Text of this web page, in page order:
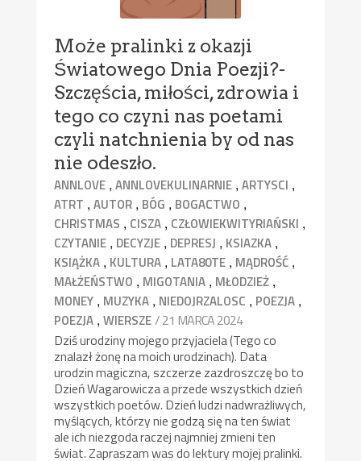
Może pralinki z okazji
Światowego Dnia Poezji?-
Szczęścia, miłości, zdrowia i
tego co czyni nas poetami
czyli natchnienia by od nas
nie odeszło.
ANNLOVE ,ANNLOVEKULINARNIE ,ARTYSCI ,
ATRT ,AUTOR , BÓG , BOGACTWO ,
CHRISTMAS , CISZA , CZŁOWIEKWITYRIAŃSKI ,
CZYTANIE , DECYZJE , DEPRESJ , KSIAZKA ,
KSIĄŻKA , KULTURA , LATA80TE , MĄDROŚĆ ,
MAŁŻEŃSTWO , MIGOTANIA , MŁODZIEŻ ,
MONEY , MUZYKA , NIEDOJRZALOSC , POEZJA ,
POEZJA ,WIERSZE/ 21 MARCA 2024
Dziś urodziny mojego przyjaciela (Tego co
znalazł żonę na moich urodzinach). Data
urodzin magiczna, szczerze zazdroszczę bo to
Dzień Wagarowicza a przede wszystkich dzień
wszystkich poetów. Dzień ludzi nadwrażliwych,
myślących, którzy nie godzą się na ten świat
ale ich niezgoda raczej najmniej zmieni ten
świat. Zapraszam was do lektury mojej pralinki.